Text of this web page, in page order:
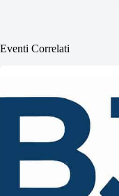
Eventi Correlati